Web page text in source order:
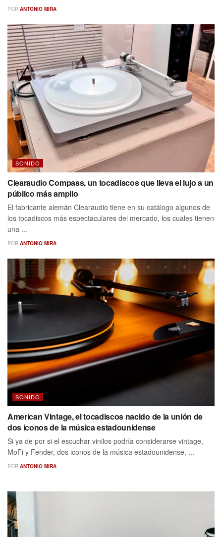
POR ANTONIO MIRA
SONIDO
Clearaudio Compass, un tocadiscos que lleva el lujo a un
público más amplio
El fabricante alemán Clearaudio tiene en su catálogo algunos de
los tocadiscos más espectaculares del mercado, los cuales tienen
una ...
POR ANTONIO MIRA
SONIDO
American Vintage, el tocadiscos nacido de la unión de
dos iconos de la música estadounidense
Si ya de por si el escuchar vinilos podría considerarse vintage,
MoFi y Fender, dos iconos de la música estadounidense, ...
POR ANTONIO MIRA